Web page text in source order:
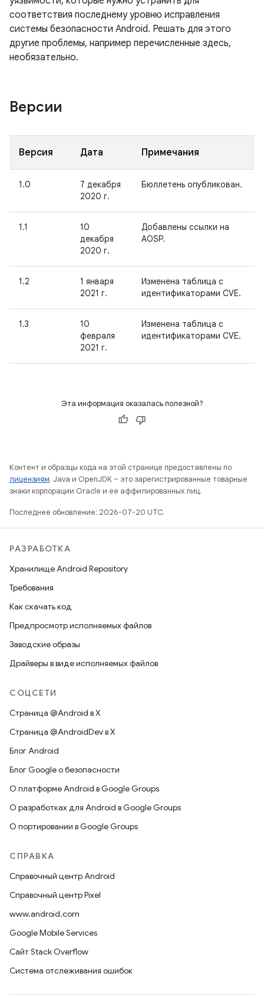
соответствия последнему уровню исправления
системы безопасности Android. Решать для этого
другие проблемы, например перечисленные здесь,
необязательно.
Версии
Версия Дата Примечания
1.0
7 декабря
2020 г.
Бюллетень опубликован.
1.1
10
декабря
2020 г.
Добавлены ссылки на
AOSP.
1.2
1 января
2021 г.
Изменена таблица с
идентификаторами CVE.
1.3
10
февраля
2021 г.
Изменена таблица с
идентификаторами CVE.
Эта информация оказалась полезной?
Контент и образцы кода на этой странице предоставлены по
лицензиям. Java и OpenJDK – это зарегистрированные товарные
знаки корпорации Oracle и ее аффилированных лиц.
Последнее обновление: 2026-07-20 UTC.
РАЗРАБОТКА
Хранилище Android Repository
Требования
Как скачать код
Предпросмотр исполняемых файлов
Заводские образы
Драйверы в виде исполняемых файлов
СОЦСЕТИ
Страница @Android в X
Страница @AndroidDev в X
Блог Android
Блог Google о безопасности
О платформе Android в Google Groups
О разработках для Android в Google Groups
О портировании в Google Groups
СПРАВКА
Справочный центр Android
Справочный центр Pixel
www.android.com
Google Mobile Services
Сайт Stack Overflow
Система отслеживания ошибок